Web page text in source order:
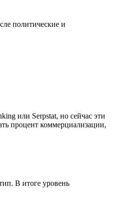
политические и
или Serpstat, но сейчас эти
процент коммерциализации,
В итоге уровень